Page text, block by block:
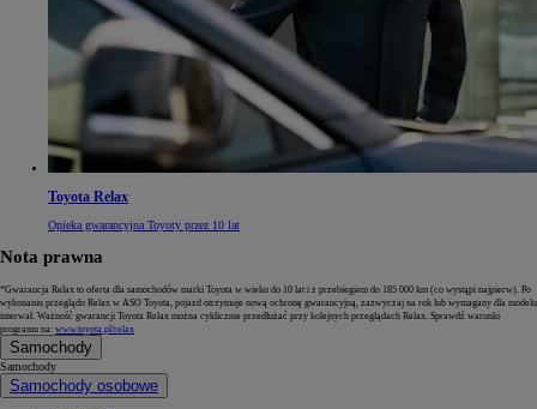
Toyota Relax
Opieka gwarancyjna Toyoty przez 10 lat
Nota prawna
*Gwarancja Relax to oferta dla samochodów marki Toyota w wieku do 10 lat i z przebiegiem do 185 000 km (co wystąpi najpierw). Po
wykonaniu przeglądu Relax w ASO Toyota, pojazd otrzymuje nową ochronę gwarancyjną, zazwyczaj na rok lub wymagany dla modelu
interwał. Ważność gwarancji Toyota Relax można cyklicznie przedłużać przy kolejnych przeglądach Relax. Sprawdź warunki
programu na: www.toyota.pl/relax
Samochody
Samochody
Samochody osobowe